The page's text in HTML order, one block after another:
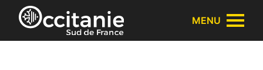
Panneau de gestion des cookies
MENU